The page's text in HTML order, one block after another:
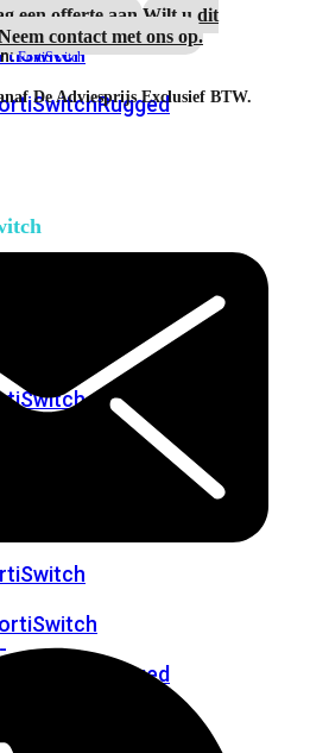
een offerte aan.Wilt u dit
contact met ons op.
FortiSwitch
De Adviesprijs Exclusief BTW.